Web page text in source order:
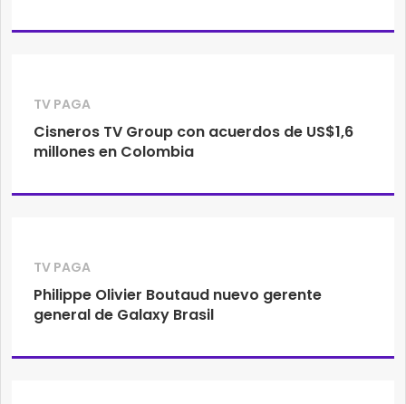
TV PAGA
Cisneros TV Group con acuerdos de US$1,6
millones en Colombia
TV PAGA
Philippe Olivier Boutaud nuevo gerente
general de Galaxy Brasil